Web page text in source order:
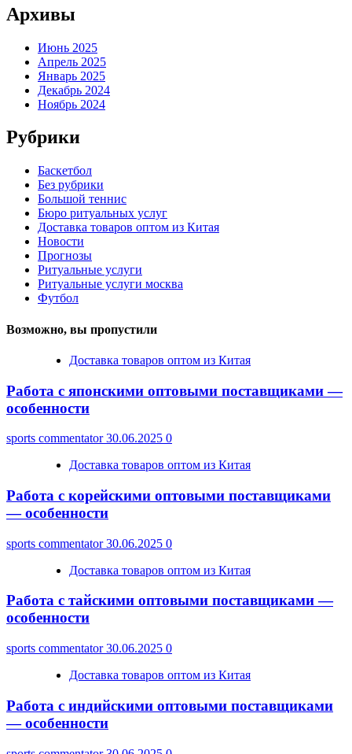
Архивы
Июнь 2025
Апрель 2025
Январь 2025
Декабрь 2024
Ноябрь 2024
Рубрики
Баскетбол
Без рубрики
Большой теннис
Бюро ритуальных услуг
Доставка товаров оптом из Китая
Новости
Прогнозы
Ритуальные услуги
Ритуальные услуги москва
Футбол
Возможно, вы пропустили
Доставка товаров оптом из Китая
Работа с японскими оптовыми поставщиками —
особенности
sports commentator30.06.2025 0
Доставка товаров оптом из Китая
Работа с корейскими оптовыми поставщиками
— особенности
sports commentator30.06.2025 0
Доставка товаров оптом из Китая
Работа с тайскими оптовыми поставщиками —
особенности
sports commentator30.06.2025 0
Доставка товаров оптом из Китая
Работа с индийскими оптовыми поставщиками
— особенности